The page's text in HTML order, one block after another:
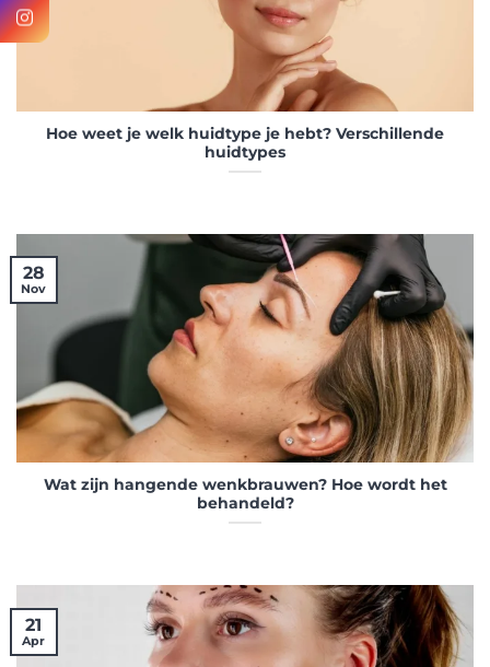
Hoe weet je welk huidtype je hebt? Verschillende
huidtypes
Wat zijn hangende wenkbrauwen? Hoe wordt het
behandeld?
28
Nov
21
Apr